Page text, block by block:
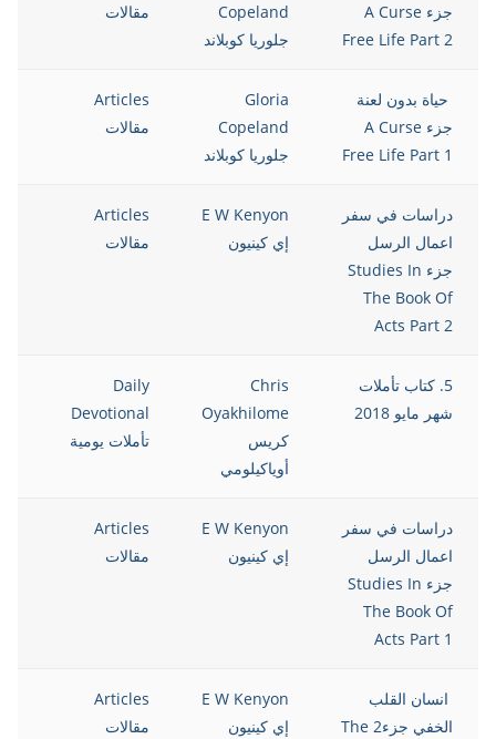
جزء A Curse
Free Life Part 2
Copeland
جلوريا كوبلاند
مقالات
حياة بدون لعنة
جزء A Curse
Free Life Part 1
Gloria
Copeland
جلوريا كوبلاند
Articles
مقالات
دراسات في سفر
اعمال الرسل
جزء Studies In
The Book Of
Acts Part 2
E W Kenyon
إي كينيون
Articles
مقالات
5. كتاب تأملات
شهر مايو 2018
Chris
Oyakhilome
كريس
أوياكيلومي
Daily
Devotional
تأملات يومية
دراسات في سفر
اعمال الرسل
جزء Studies In
The Book Of
Acts Part 1
E W Kenyon
إي كينيون
Articles
مقالات
انسان القلب
الخفي جزء2 The
E W Kenyon
إي كينيون
Articles
مقالات